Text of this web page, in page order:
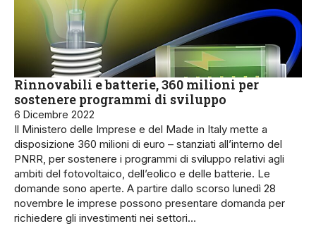
Rinnovabili e batterie, 360 milioni per
sostenere programmi di sviluppo
6 Dicembre 2022
Il Ministero delle Imprese e del Made in Italy mette a
disposizione 360 milioni di euro – stanziati all’interno del
PNRR, per sostenere i programmi di sviluppo relativi agli
ambiti del fotovoltaico, dell’eolico e delle batterie. Le
domande sono aperte. A partire dallo scorso lunedì 28
novembre le imprese possono presentare domanda per
richiedere gli investimenti nei settori…